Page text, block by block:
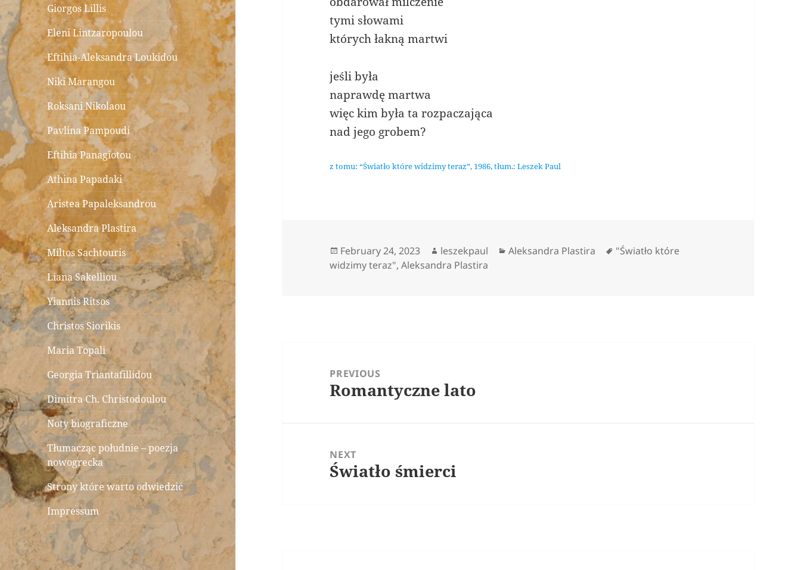
Giorgos Lillis
Eleni Lintzaropoulou
Eftihia-Aleksandra Loukidou
Niki Marangou
Roksani Nikolaou
Pavlina Pampoudi
Eftihia Panagiotou
Athina Papadaki
Aristea Papaleksandrou
Aleksandra Plastira
Miltos Sachtouris
Liana Sakelliou
Yiannis Ritsos
Christos Siorikis
Maria Topali
Georgia Triantafillidou
Dimitra Ch. Christodoulou
Noty biograficzne
Tłumacząc południe – poezja
nowogrecka
Strony które warto odwiedzić
Impressum
tymi słowami
których łakną martwi
jeśli była
naprawdę martwa
więc kim była ta rozpaczająca
nad jego grobem?
z tomu: “Światło które widzimy teraz”, 1986, tłum.: Leszek Paul
Posted
on
February 24, 2023 Author
leszekpaul Categories
Aleksandra Plastira Tags
"Światło które
widzimy teraz",Aleksandra Plastira
navigationPREVIOUS
Previous
Romantyczne lato
NEXT
Next
Światło śmierci